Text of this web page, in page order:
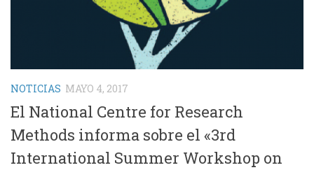
NOTICIAS MAYO 4, 2017
El National Centre for Research
Methods informa sobre el «3rd
International Summer Workshop on